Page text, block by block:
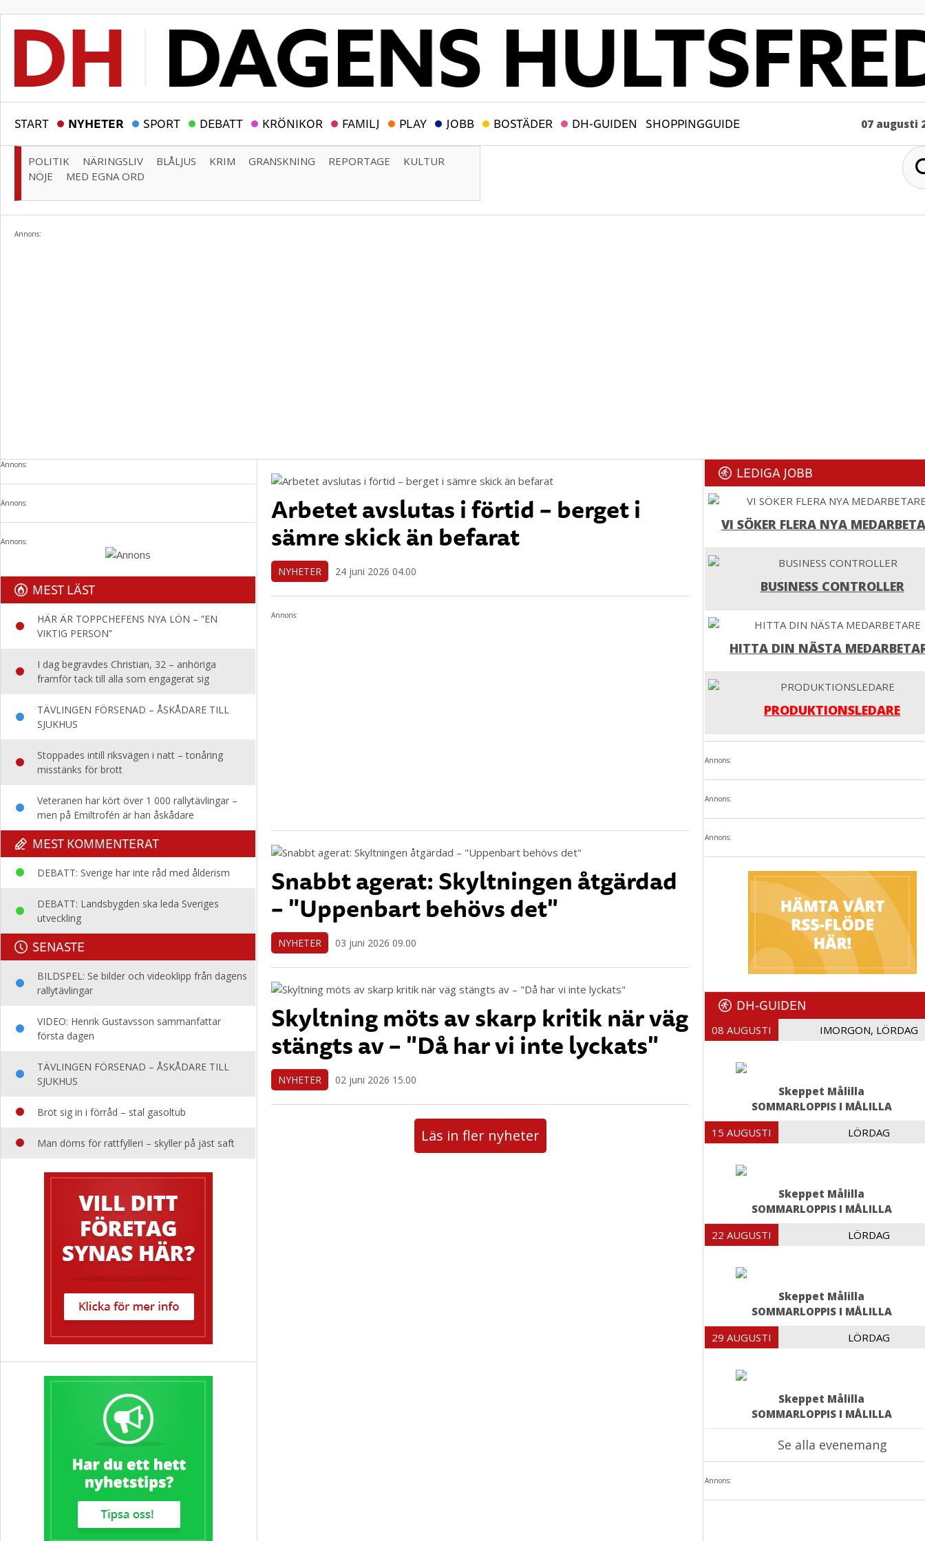
START NYHETER SPORT DEBATT KRÖNIKOR FAMILJ PLAY JOBB BOSTÄDER DH-GUIDEN SHOPPINGGUIDE 07 augusti
POLITIK NÄRINGSLIV BLÅLJUS KRIM GRANSKNING REPORTAGE
KULTUR
NÖJE
MED EGNA ORD
Annons:
Annons:
Annons:
Annons:
MEST LÄST
HÄR ÄR TOPPCHEFENS NYA LÖN – ”EN
VIKTIG PERSON”
I dag begravdes Christian, 32 – anhöriga
framför tack till alla som engagerat sig
TÄVLINGEN FÖRSENAD – ÅSKÅDARE TILL
SJUKHUS
Stoppades intill riksvägen i natt – tonåring
misstänks för brott
Veteranen har kört över 1 000 rallytävlingar –
men på Emiltrofén är han åskådare
MEST KOMMENTERAT
DEBATT: Sverige har inte råd med ålderism
DEBATT: Landsbygden ska leda Sveriges
utveckling
SENASTE
BILDSPEL: Se bilder och videoklipp från dagens
rallytävlingar
VIDEO: Henrik Gustavsson sammanfattar
första dagen
TÄVLINGEN FÖRSENAD – ÅSKÅDARE TILL
SJUKHUS
Bröt sig in i förråd – stal gasoltub
Man döms för rattfylleri – skyller på jäst saft
Arbetet avslutas i förtid – berget i
sämre skick än befarat
NYHETER 24 juni 2026 04.00
Annons:
Snabbt agerat: Skyltningen åtgärdad
– "Uppenbart behövs det"
NYHETER 03 juni 2026 09.00
Skyltning möts av skarp kritik när väg
stängts av – "Då har vi inte lyckats"
NYHETER 02 juni 2026 15.00
Läs in fler nyheter
LEDIGA JOBB
VI SÖKER FLERA NYA
BUSINESS CONTROLLER
HITTA DIN NÄSTA
PRODUKTIONSLEDARE
Annons:
Annons:
Annons:
DH-GUIDEN
08 AUGUSTI IMORGON, LÖRDAG
Skeppet Målilla
SOMMARLOPPIS I MÅLILLA
15 AUGUSTI LÖRDAG
Skeppet Målilla
SOMMARLOPPIS I MÅLILLA
22 AUGUSTI LÖRDAG
Skeppet Målilla
SOMMARLOPPIS I MÅLILLA
29 AUGUSTI LÖRDAG
Skeppet Målilla
SOMMARLOPPIS I MÅLILLA
Se alla evenemang
Annons: